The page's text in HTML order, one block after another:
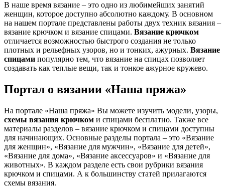
В наше время вязание – это одно из любимейших занятий
женщин, которое доступно абсолютно каждому. В основном
на нашем портале представлены работы двух техник вязания –
вязание крючком и вязание спицами. Вязание крючком
отличается возможностью быстрого создания не только
плотных и рельефных узоров, но и тонких, ажурных. Вязание
спицами популярно тем, что вязание на спицах позволяет
создавать как теплые вещи, так и тонкое ажурное кружево.
Портал о вязании «Наша пряжа»
На портале «Наша пряжа» Вы можете изучить модели, узоры,
схемы вязания крючком и спицами бесплатно. Также все
материалы разделов – вязание крючком и спицами доступны
для начинающих. Основные разделы портала – это «Вязание
для женщин», «Вязание для мужчин», «Вязание для детей»,
«Вязание для дома», «Вязание аксессуаров» и «Вязание для
животных». В каждом разделе есть свои рубрики вязания
крючком и спицами. А к большинству статей прилагаются
схемы вязания.